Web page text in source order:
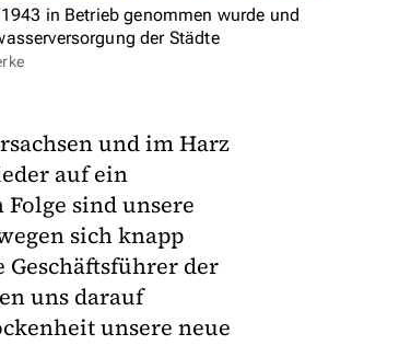
in Betrieb genommen wurde und
der Städte
und im Harz
auf ein
sind unsere
sich knapp
Geschäftsführer der
uns darauf
unsere neue